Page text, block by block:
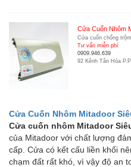
Cửa Cuốn Nhôm
Cửa cuốn chống trộm
Tư vấn miễn phí
0909.946.639
92 Kênh Tân Hóa
Cửa Cuốn Nhôm Mitadoor
Cửa cuốn nhôm Mitadoor
của Mitadoor với chất lượng
cấp. Cửa có kết cấu liền khối
chạm đất rất khó, vì vậy độ an